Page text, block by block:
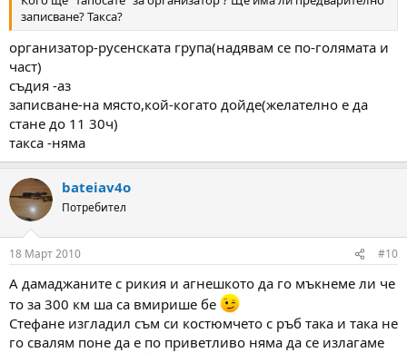
записване? Такса?
организатор-русенската група(надявам се по-голямата и
част)
съдия -аз
записване-на място,кой-когато дойде(желателно е да
стане до 11 30ч)
такса -няма
bateiav4o
Потребител
18 Март 2010 #10
А дамаджаните с рикия и агнешкото да го мъкнеме ли че
то за 300 км ша са вмирише бе
Стефане изгладил съм си костюмчето с ръб така и така не
го свалям поне да е по приветливо няма да се излагаме